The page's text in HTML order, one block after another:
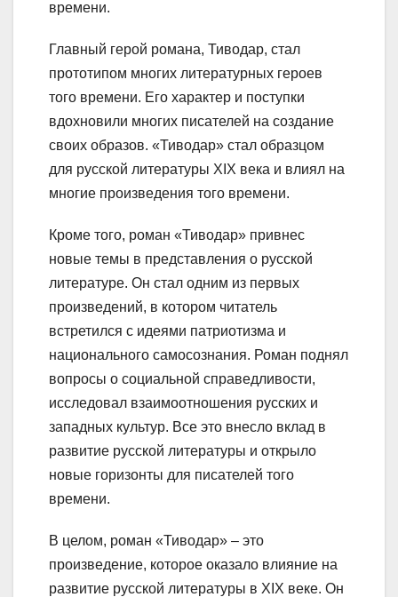
времени.
Главный герой романа, Тиводар, стал
прототипом многих литературных героев
того времени. Его характер и поступки
вдохновили многих писателей на создание
своих образов. «Тиводар» стал образцом
для русской литературы XIX века и влиял на
многие произведения того времени.
Кроме того, роман «Тиводар» привнес
новые темы в представления о русской
литературе. Он стал одним из первых
произведений, в котором читатель
встретился с идеями патриотизма и
национального самосознания. Роман поднял
вопросы о социальной справедливости,
исследовал взаимоотношения русских и
западных культур. Все это внесло вклад в
развитие русской литературы и открыло
новые горизонты для писателей того
времени.
В целом, роман «Тиводар» – это
произведение, которое оказало влияние на
развитие русской литературы в XIX веке. Он